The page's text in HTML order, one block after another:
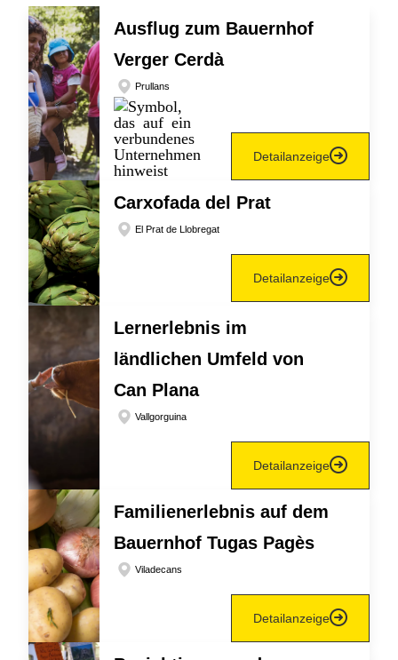
Ausflug zum Bauernhof
Verger Cerdà
Prullans
Detailanzeige
Carxofada del Prat
El Prat de Llobregat
Detailanzeige
Lernerlebnis im
ländlichen Umfeld von
Can Plana
Vallgorguina
Detailanzeige
Familienerlebnis auf dem
Bauernhof Tugas Pagès
Viladecans
Detailanzeige